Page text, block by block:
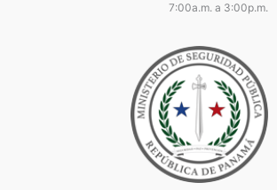
7:00a.m. a 3:00p.m.